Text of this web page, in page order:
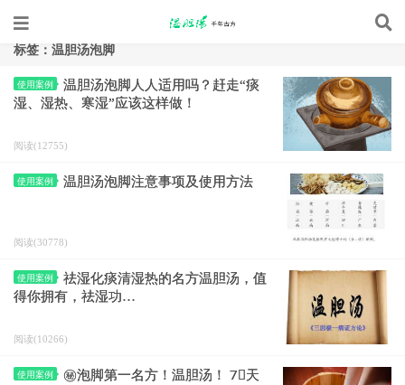
标签：温胆汤泡脚
使用案例
温胆汤泡脚人人适用吗？赶走“痰
湿、湿热、寒湿”应该这样做！
阅读(12755)
使用案例 温胆汤泡脚注意事项及使用方法
阅读(30778)
使用案例
祛湿化痰清湿热的名方温胆汤，值
得你拥有，祛湿功…
阅读(10266)
使用案例
㊙️泡脚第一名方！温胆汤！ 7⃣️天